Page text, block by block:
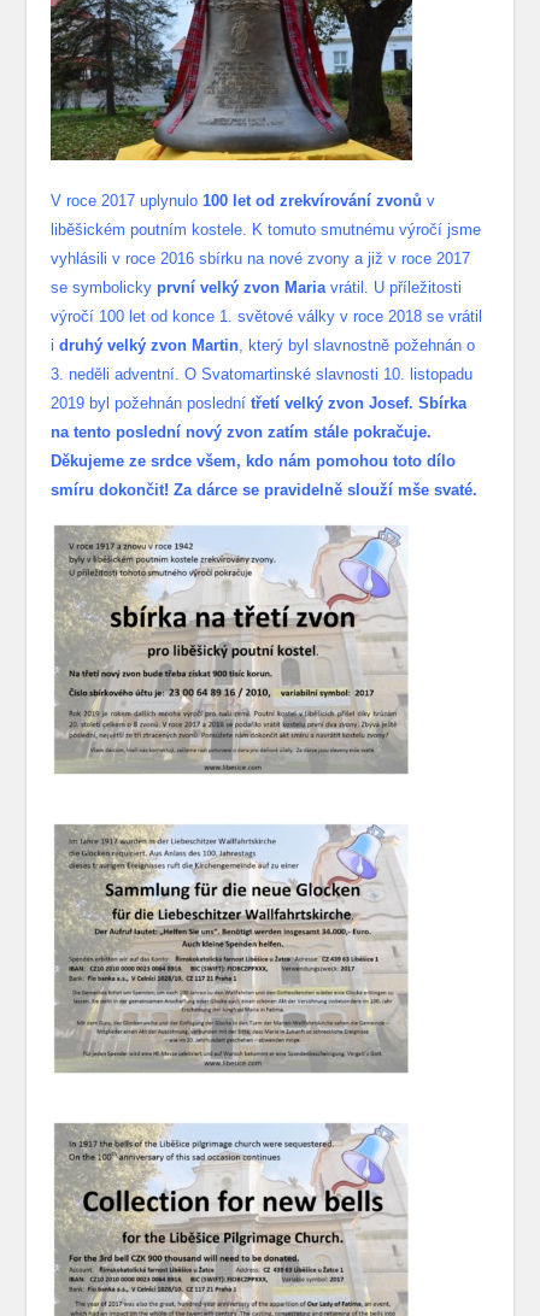
V roce 2017 uplynulo100 let od zrekvírování zvonů v
liběšickém poutním kostele. K tomuto smutnému výročí jsme
vyhlásili v roce 2016 sbírku na nové zvony a již v roce 2017
se symbolickyprvní velký zvon Mariavrátil. U příležitosti
výročí 100 let od konce 1. světové války v roce 2018 se vrátil
idruhý velký zvon Martin, který byl slavnostně požehnán o
3. neděli adventní. O Svatomartinské slavnosti 10. listopadu
2019 byl požehnán poslednítřetí velký zvon Josef. Sbírka
na tento poslední nový zvon zatím stále pokračuje.
Děkujeme ze srdce všem, kdo nám pomohou toto dílo
smíru dokončit! Za dárce se pravidelně slouží mše svaté.